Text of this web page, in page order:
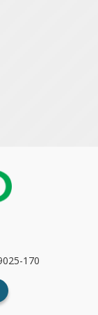
170